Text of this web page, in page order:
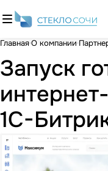
Главная О компании
Запуск
1С-